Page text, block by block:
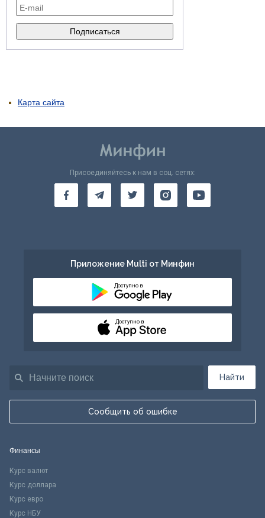
Карта сайта
Найти
Сообщить об ошибке
Присоединяйтесь к нам в соц. сетях:
Приложение Multi от Минфин
Доступно в
Доступно в
Финансы
Курс валют
Курс доллара
Курс евро
Курс НБУ